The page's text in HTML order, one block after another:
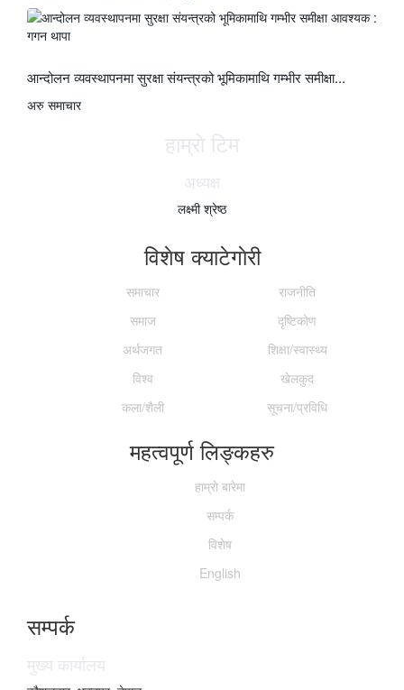
आन्दोलन व्यवस्थापनमा सुरक्षा संयन्त्रको भूमिकामाथि गम्भीर समीक्षा...
अरु समाचार
हाम्राे टिम
अध्यक्ष
लक्ष्मी श्रेष्ठ
विशेष क्याटेगाेरी
समाचार
राजनीति
समाज
दृष्टिकोण
अर्थजगत
शिक्षा/स्वास्थ्य
विश्व
खेलकुद
कला/शैली
सूचना/प्रविधि
महत्वपूर्ण लिङ्कहरु
हाम्राे बारेमा
सम्पर्क
विशेष
English
सम्पर्क
मुख्य कार्यालय